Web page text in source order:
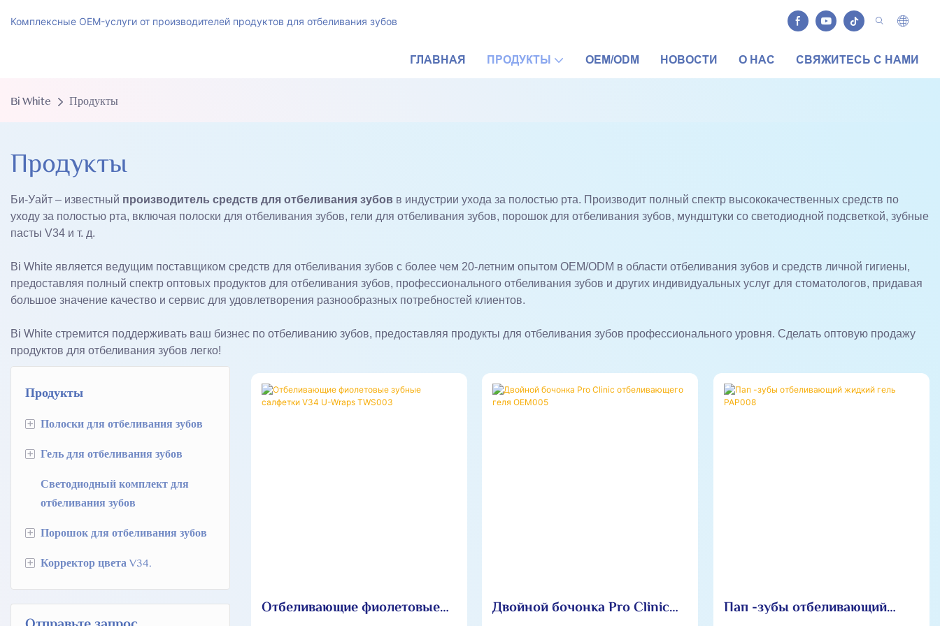
Комплексные OEM-услуги от производителей продуктов для отбеливания зубов
ГЛАВНАЯ ПРОДУКТЫ OEM/ODM НОВОСТИ О НАС СВЯЖИТЕСЬ С НАМИ
Bi White Продукты
Продукты
Би-Уайт – известный производитель средств для отбеливания зубов в индустрии ухода за полостью рта. Производит полный спектр высококачественных средств по
уходу за полостью рта, включая полоски для отбеливания зубов, гели для отбеливания зубов, порошок для отбеливания зубов, мундштуки со светодиодной подсветкой, зубные
пасты V34 и т. д.
Bi White является ведущим поставщиком средств для отбеливания зубов с более чем 20-летним опытом OEM/ODM в области отбеливания зубов и средств личной гигиены,
предоставляя полный спектр оптовых продуктов для отбеливания зубов, профессионального отбеливания зубов и других индивидуальных услуг для стоматологов, придавая
большое значение качество и сервис для удовлетворения разнообразных потребностей клиентов.
Bi White стремится поддерживать ваш бизнес по отбеливанию зубов, предоставляя продукты для отбеливания зубов профессионального уровня. Сделать оптовую продажу
продуктов для отбеливания зубов легко!
Продукты
+ Полоски для отбеливания зубов
HP отбеливающие полосы зубов
SC отбеливающие полоски зубов
зубов
Растворяющиеся полоски для
+ Гель для отбеливания зубов
HP отбеливающий гель зубов
хлоритом натрия
PAP гель для отбеливания зубов
Светодиодный комплект для
отбеливания зубов
+ Порошок для отбеливания зубов
Порошок для отбеливания зубов с
+ Корректор цвета V34.
Отбеливающие U-образные
Отбеливающие фиолетовые
Двойной бочонка Pro Clinic
Пап -зубы отбеливающий